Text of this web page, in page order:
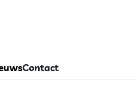
Contact